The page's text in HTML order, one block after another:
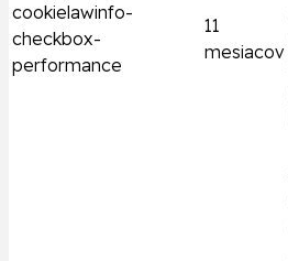
cookielawinfo-
checkbox-
performance
11
mesiacov